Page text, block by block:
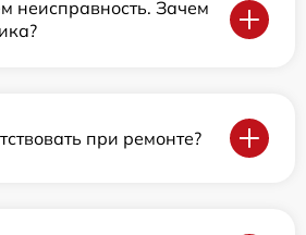
неисправность. Зачем
при ремонте?